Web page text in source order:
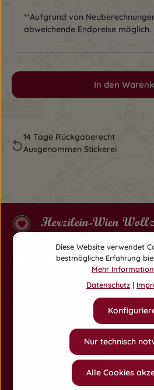
**Aufgrund von
abweichende Endpreise möglich.
In den
14 Tage Rückgaberecht
Ausgenommen Stickerei
Herzilein-Wien
Herzilein-Wien Am
Herzilein-Wien
Diese Website verwendet
bestmögliche Erfahrung
Mehr
Datenschutz |
Nur technisch
Alle Cookies